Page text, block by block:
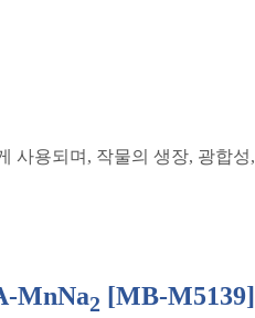
사용되며 , 작물의 생장, 광합성,
MnNa2 [MB-M5139]